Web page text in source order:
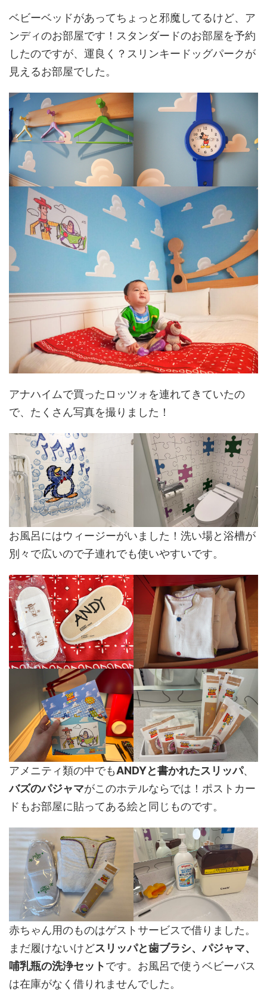
ベビーベッドがあってちょっと邪魔してるけど、ア
ンディのお部屋です！スタンダードのお部屋を予約
したのですが、運良く？スリンキードッグパークが
見えるお部屋でした。
アナハイムで買ったロッツォを連れてきていたの
で、たくさん写真を撮りました！
お風呂にはウィージーがいました！洗い場と浴槽が
別々で広いので子連れでも使いやすいです。
アメニティ類の中でもANDYと書かれたスリッパ、
バズのパジャマがこのホテルならでは！ポストカー
ドもお部屋に貼ってある絵と同じものです。
赤ちゃん用のものはゲストサービスで借りました。
まだ履けないけどスリッパと歯ブラシ、パジャマ、
哺乳瓶の洗浄セットです。お風呂で使うベビーバス
は在庫がなく借りれませんでした。